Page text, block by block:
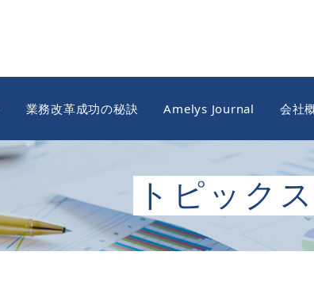
業務改革成功の秘訣 Amelys Journal 会社
トピックス